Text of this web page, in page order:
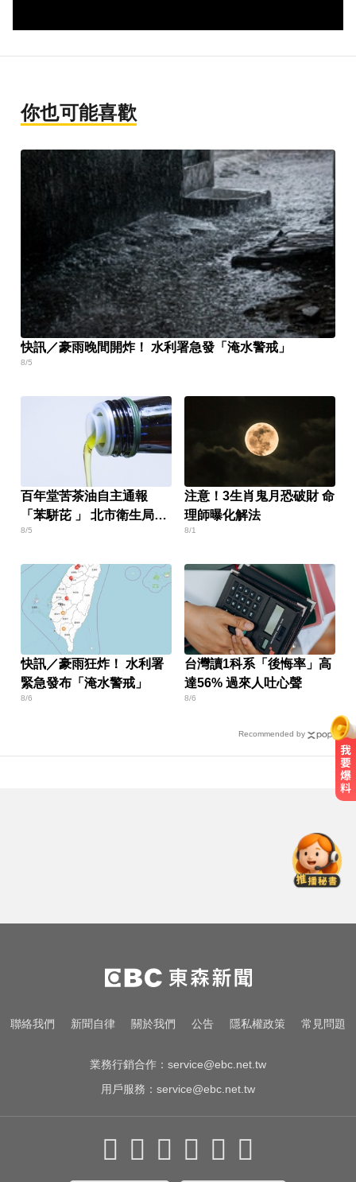
你也可能喜歡
快訊／豪雨晚間開炸！ 水利署急發「淹水警戒」
8/5
百年堂苦茶油自主通報
「苯駢芘 」 北市衛生局火
速下架
8/5
注意！3生肖鬼月恐破財 命
理師曝化解法
8/1
快訊／豪雨狂炸！ 水利署
緊急發布「淹水警戒」
8/6
台灣讀1科系「後悔率」高
達56% 過來人吐心聲
8/6
Recommended by
吐「真實原因」陳漢典壓力爆棚
創2月以來最大單日漲幅！黃金暴漲
4.4%突破4253美元
愛玩車／凱旋雙車登場 660新動力
聯絡我們 新聞自律 關於我們 公告 隱私權政策 常見問題
業務行銷合作： service@ebc.net.tw
用戶服務： service@ebc.net.tw